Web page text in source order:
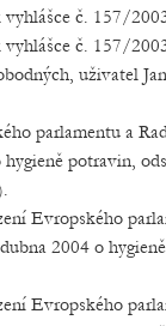
č. 157/
č. 157/
uživatel
parlamentu a
potravin,
Evropského
2004 o
Evropského